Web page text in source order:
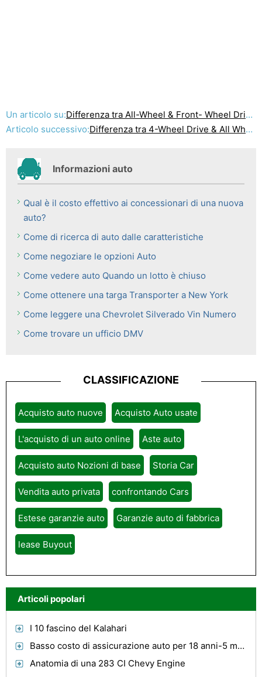
Un articolo su:Differenza tra All-Wheel & Front- Wheel Drive
Articolo successivo:Differenza tra 4-Wheel Drive & All Wheel Drive
Informazioni auto
Qual è il costo effettivo ai concessionari di una nuova
auto?
Come di ricerca di auto dalle caratteristiche
Come negoziare le opzioni Auto
Come vedere auto Quando un lotto è chiuso
Come ottenere una targa Transporter a New York
Come leggere una Chevrolet Silverado Vin Numero
Come trovare un ufficio DMV
CLASSIFICAZIONE
Acquisto auto nuove Acquisto Auto usate
L'acquisto di un auto online Aste auto
Acquisto auto Nozioni di base Storia Car
Vendita auto privata confrontando Cars
Estese garanzie auto Garanzie auto di fabbrica
lease Buyout
Articoli popolari
I 10 fascino del Kalahari
Basso costo di assicurazione auto per 18 anni-5 modi di tagliare i costi
Anatomia di una 283 CI Chevy Engine